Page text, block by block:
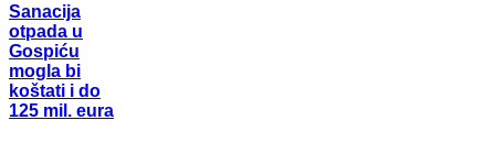
Sanacija
otpada u
Gospiću
mogla bi
koštati i do
125 mil. eura